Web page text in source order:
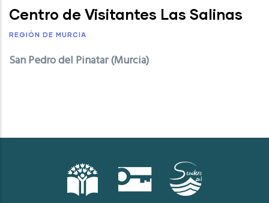
Centro de Visitantes Las Salinas
REGIÓN DE MURCIA
San Pedro del Pinatar (Murcia)